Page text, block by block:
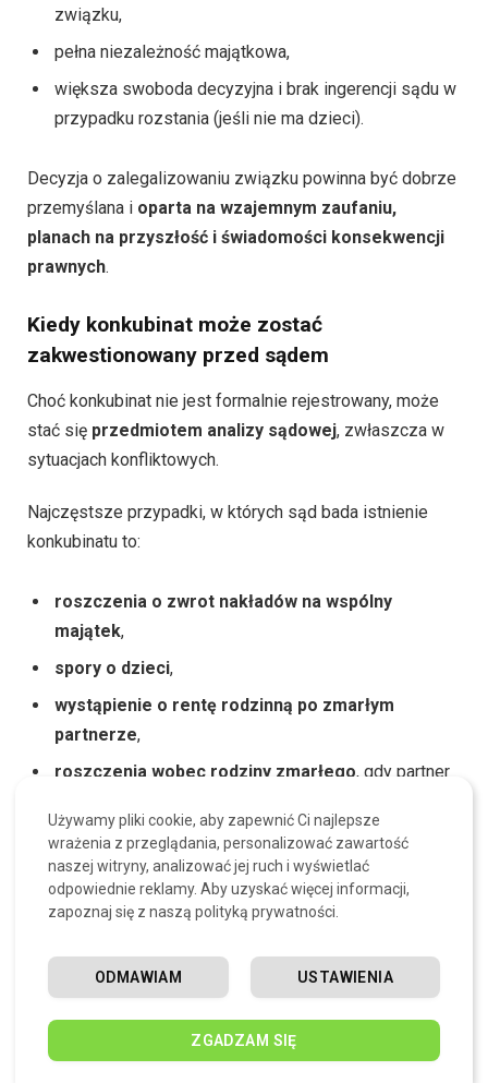
związku,
pełna niezależność majątkowa,
większa swoboda decyzyjna i brak ingerencji sądu w
przypadku rozstania (jeśli nie ma dzieci).
Decyzja o zalegalizowaniu związku powinna być dobrze
przemyślana i oparta na wzajemnym zaufaniu,
planach na przyszłość i świadomości konsekwencji
prawnych.
Kiedy konkubinat może zostać
zakwestionowany przed sądem
Choć konkubinat nie jest formalnie rejestrowany, może
stać się przedmiotem analizy sądowej, zwłaszcza w
sytuacjach konfliktowych.
Najczęstsze przypadki, w których sąd bada istnienie
konkubinatu to:
roszczenia o zwrot nakładów na wspólny
majątek,
spory o dzieci,
wystąpienie o rentę rodzinną po zmarłym
partnerze,
roszczenia wobec rodziny zmarłego, gdy partner
W takich sytuacjach sąd analizuje:
długość trwania związku,
wspólne miejsce zamieszkania,
relacje społeczne i rodzinne,
wspólne inwestycje i prowadzenie gospodarstwa
domowego.
Używamy pliki cookie, aby zapewnić Ci najlepsze
wrażenia z przeglądania, personalizować zawartość
naszej witryny, analizować jej ruch i wyświetlać
odpowiednie reklamy. Aby uzyskać więcej informacji,
zapoznaj się z naszą polityką prywatności.
ZGADZAM SIĘ
USTAWIENIA
ODMAWIAM